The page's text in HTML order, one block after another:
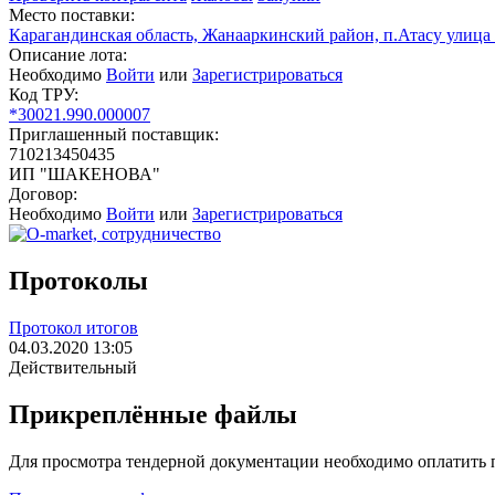
Место поставки:
Карагандинская область, Жанааркинский район, п.Атасу
Описание лота:
Необходимо Войти или Зарегистрироваться
Код ТРУ:
*30021.990.000007
Приглашенный поставщик:
710213450435
ИП "ШАКЕНОВА"
Договор:
Необходимо Войти или Зарегистрироваться
Протоколы
Протокол итогов
04.03.2020 13:05
Действительный
Прикреплённые файлы
Для просмотра тендерной документации необходимо оплатить